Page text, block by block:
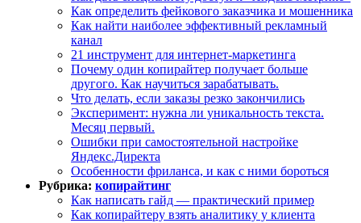
Как определить фейкового заказчика и мошенника
Как найти наиболее эффективный рекламный
канал
21 инструмент для интернет-маркетинга
Почему один копирайтер получает больше
другого. Как научиться зарабатывать.
Что делать, если заказы резко закончились
Эксперимент: нужна ли уникальность текста.
Месяц первый.
Ошибки при самостоятельной настройке
Яндекс.Директа
Особенности фриланса, и как с ними бороться
Рубрика: копирайтинг
Как написать гайд — практический пример
Как копирайтеру взять аналитику у клиента